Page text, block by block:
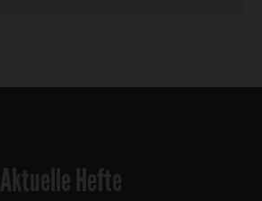
Aktuelle Hefte